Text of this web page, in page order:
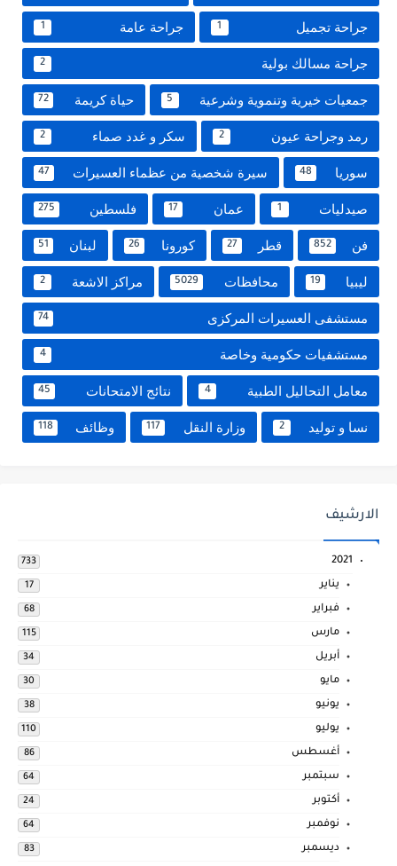
جراحة تجميل 1 جراحة عامة 1
جراحة مسالك بولية 2
جمعيات خيرية وتنموية وشرعية 5 حياة كريمة 72
رمد وجراحة عيون 2 سكر و غدد صماء 2
سوريا 48 سيرة شخصية من عظماء العسيرات 47
صيدليات 1 عمان 17 فلسطين 275
فن 852 قطر 27 كورونا 26 لبنان 51
ليبيا 19 محافظات 5029 مراكز الاشعة 2
مستشفى العسيرات المركزى 74
مستشفيات حكومية وخاصة 4
معامل التحاليل الطبية 4 نتائج الامتحانات 45
نسا و توليد 2 وزارة النقل 117 وظائف 118
الارشيف
2021
733
يناير 17
فبراير 68
مارس 115
أبريل 34
مايو 30
يونيو 38
يوليو 110
أغسطس 86
سبتمبر 64
أكتوبر 24
نوفمبر 64
ديسمبر 83